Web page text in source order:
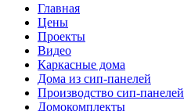
Главная
Цены
Проекты
Видео
Каркасные дома
Дома из сип-панелей
Производство сип-панелей
Домокомплекты